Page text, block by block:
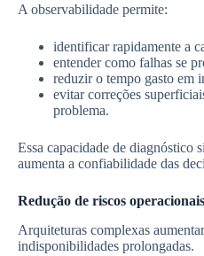
A observabilidade permite:
identificar rapidamente a
entender como falhas se
reduzir o tempo gasto em
evitar correções
problema.
Essa capacidade de diagnóstico
aumenta a confiabilidade das
Redução de riscos operacionais
Arquiteturas complexas
indisponibilidades prolongadas.